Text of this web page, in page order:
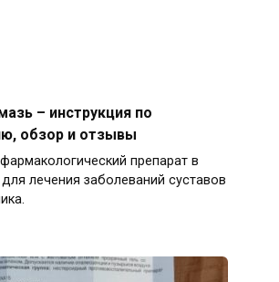
– инструкция по
обзор и отзывы
препарат в
лечения заболеваний суставов